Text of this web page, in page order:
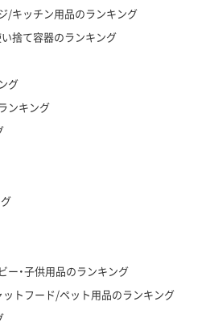
/キッチン用品のランキング
捨て容器のランキング
グ
ンキング
・子供用品のランキング
トフード/ペット用品のランキング